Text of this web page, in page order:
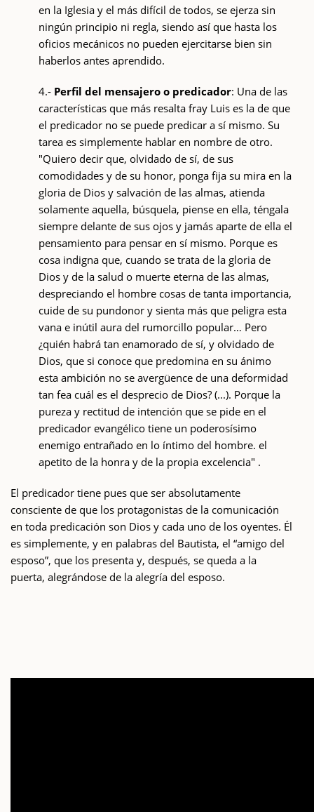
en la Iglesia y el más difícil de todos, se ejerza sin
ningún principio ni regla, siendo así que hasta los
oficios mecánicos no pueden ejercitarse bien sin
haberlos antes aprendido.
4.- Perfil del mensajero o predicador: Una de las
características que más resalta fray Luis es la de que
el predicador no se puede predicar a sí mismo. Su
tarea es simplemente hablar en nombre de otro.
"Quiero decir que, olvidado de sí, de sus
comodidades y de su honor, ponga fija su mira en la
gloria de Dios y salvación de las almas, atienda
solamente aquella, búsquela, piense en ella, téngala
siempre delante de sus ojos y jamás aparte de ella el
pensamiento para pensar en sí mismo. Porque es
cosa indigna que, cuando se trata de la gloria de
Dios y de la salud o muerte eterna de las almas,
despreciando el hombre cosas de tanta importancia,
cuide de su pundonor y sienta más que peligra esta
vana e inútil aura del rumorcillo popular… Pero
¿quién habrá tan enamorado de sí, y olvidado de
Dios, que si conoce que predomina en su ánimo
esta ambición no se avergüence de una deformidad
tan fea cuál es el desprecio de Dios? (...). Porque la
pureza y rectitud de intención que se pide en el
predicador evangélico tiene un poderosísimo
enemigo entrañado en lo íntimo del hombre. el
apetito de la honra y de la propia excelencia" .
El predicador tiene pues que ser absolutamente
consciente de que los protagonistas de la comunicación
en toda predicación son Dios y cada uno de los oyentes. Él
es simplemente, y en palabras del Bautista, el “amigo del
esposo”, que los presenta y, después, se queda a la
puerta, alegrándose de la alegría del esposo.